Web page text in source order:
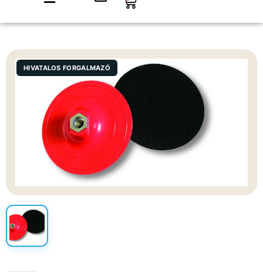
HIVATALOS FORGALMAZÓ